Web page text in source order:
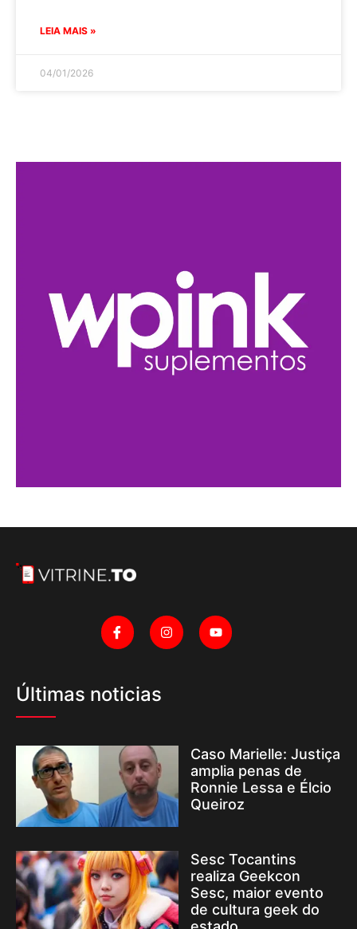
LEIA MAIS »
04/01/2026
Últimas noticias
Caso Marielle: Justiça
amplia penas de
Ronnie Lessa e Élcio
Queiroz
Sesc Tocantins
realiza Geekcon
Sesc, maior evento
de cultura geek do